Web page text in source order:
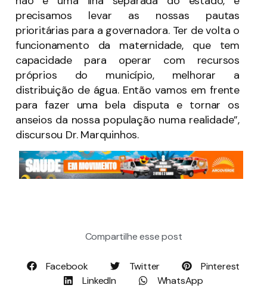
precisamos levar as nossas pautas
prioritárias para a governadora. Ter de volta o
funcionamento da maternidade, que tem
capacidade para operar com recursos
próprios do município, melhorar a
distribuição de água. Então vamos em frente
para fazer uma bela disputa e tornar os
anseios da nossa população numa realidade”,
discursou Dr. Marquinhos.
Compartilhe esse post
Facebook Twitter
Pinterest
LinkedIn
WhatsApp